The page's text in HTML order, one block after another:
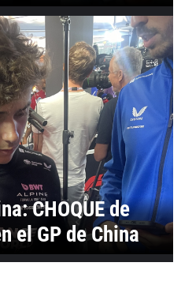
CHOQUE de
el GP de China